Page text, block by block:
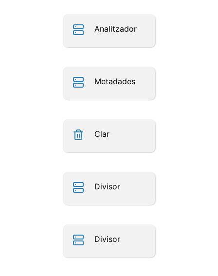
Analitzador
Metadades
Clar
Divisor
Divisor